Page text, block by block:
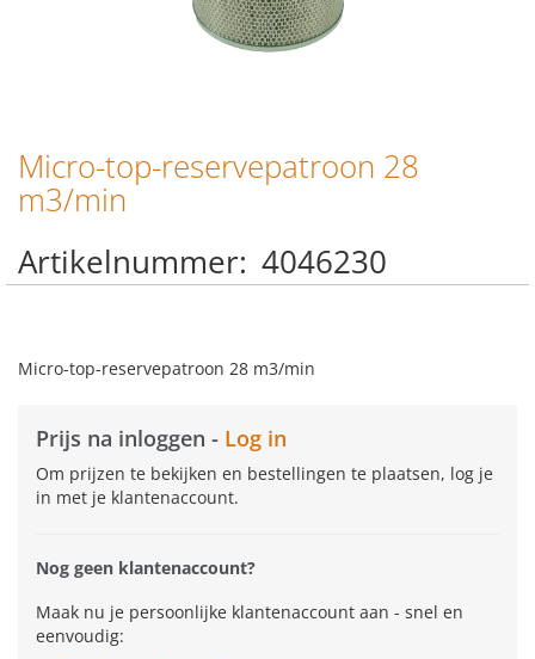
Ga
naar
het
van
de
Micro-top-reservepatroon 28
m3/min
Artikelnummer 4046230
Micro-top-reservepatroon 28 m3/min
Prijs na inloggen - Log in
Om prijzen te bekijken en bestellingen te plaatsen, log je
in met je klantenaccount.
Nog geen klantenaccount?
Maak nu je persoonlijke klantenaccount aan - snel en
eenvoudig: